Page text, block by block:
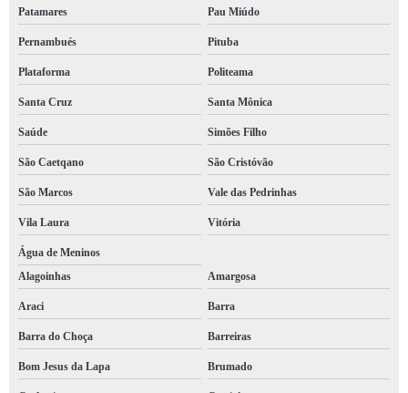
Patamares Pau Miúdo
Pernambués Pituba
Plataforma Politeama
Santa Cruz Santa Mônica
Saúde Simões Filho
São Caetqano São Cristóvão
São Marcos Vale das Pedrinhas
Vila Laura Vitória
Água de Meninos
Alagoinhas
Amargosa
Araci Barra
Barra do Choça Barreiras
Bom Jesus da Lapa Brumado